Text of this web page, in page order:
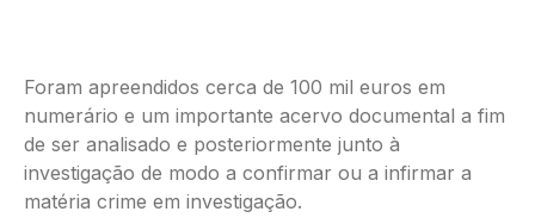
Foram apreendidos cerca de 100 mil euros em
numerário e um importante acervo documental a fim
de ser analisado e posteriormente junto à
investigação de modo a confirmar ou a infirmar a
matéria crime em investigação.